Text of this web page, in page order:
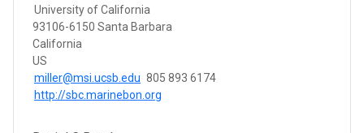
University of California
93106-6150 Santa Barbara
California
US
miller@msi.ucsb.edu 805 893 6174
http://sbc.marinebon.org